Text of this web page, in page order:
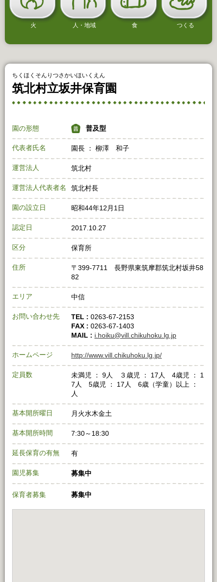
火 人・地域 食 つくる
ちくほくそんりつさかいほいくえん
筑北村立坂井保育園
園の形態 普及型
代表者氏名 園長 ： 柳澤 和子
運営法人 筑北村
運営法人代表者名 筑北村長
園の設立日 昭和44年12月1日
認定日 2017.10.27
区分 保育所
住所
〒399-7711 長野県東筑摩郡筑北村坂井58
82
エリア 中信
お問い合わせ先 TEL : 0263-67-2153
FAX : 0263-67-1403
MAIL : i.hoiku@vill.chikuhoku.lg.jp
ホームページ http://www.vill.chikuhoku.lg.jp/
定員数
未満児 ： 9人 ３歳児 ： 17人 4歳児 ： 1
7人 5歳児 ： 17人 6歳（学童）以上 ：
人
基本開所曜日 月火水木金土
基本開所時間 7:30～18:30
延長保育の有無 有
園児募集 募集中
保育者募集 募集中